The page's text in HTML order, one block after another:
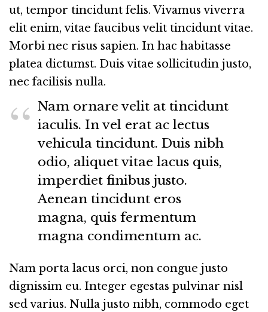
ut, tempor tincidunt felis. Vivamus viverra
elit enim, vitae faucibus velit tincidunt vitae.
Morbi nec risus sapien. In hac habitasse
platea dictumst. Duis vitae sollicitudin justo,
nec facilisis nulla.
Nam ornare velit at tincidunt
iaculis. In vel erat ac lectus
vehicula tincidunt. Duis nibh
odio, aliquet vitae lacus quis,
imperdiet finibus justo.
Aenean tincidunt eros
magna, quis fermentum
magna condimentum ac.
Nam porta lacus orci, non congue justo
dignissim eu. Integer egestas pulvinar nisl
sed varius. Nulla justo nibh, commodo eget